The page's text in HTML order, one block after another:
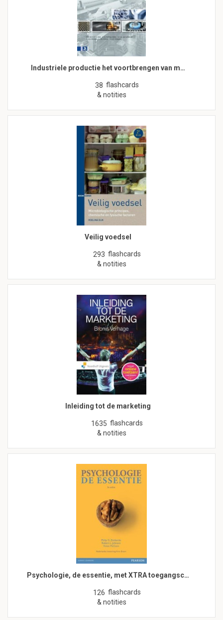
Industriele productie het voortbrengen van m…
38 flashcards
& notities
Veilig voedsel
293 flashcards
& notities
Inleiding tot de marketing
1635 flashcards
& notities
Psychologie, de essentie, met XTRA toegangsc…
126 flashcards
& notities